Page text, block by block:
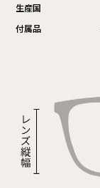
生産国
付属品